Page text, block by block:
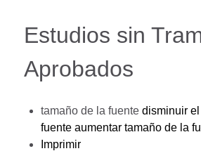
Estudios sin
Aprobados
tamaño de la fuente disminuir
fuente aumentar tamaño de la
Imprimir